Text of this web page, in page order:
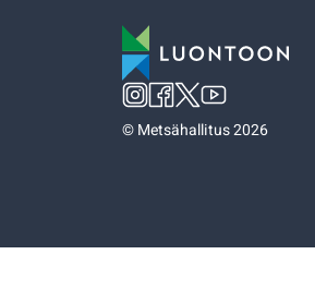
©Metsähallitus 2026